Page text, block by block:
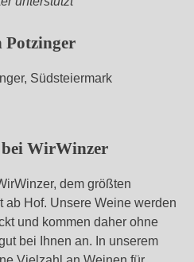
Potzinger
Südsteiermark
WirWinzer
dem größten
ab Hof. Unsere Weine werden
und kommen daher ohne
bei Ihnen an. In unserem